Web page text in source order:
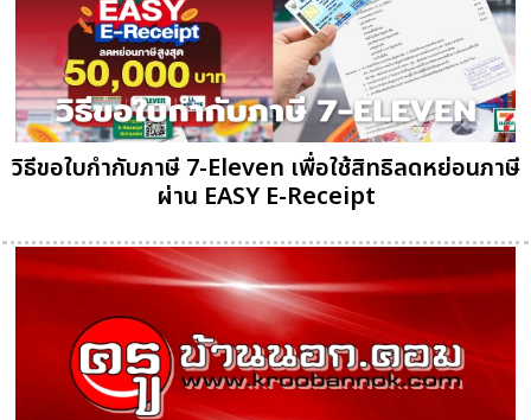
วิธีขอใบกำกับภาษี 7-Eleven เพื่อใช้สิทธิลดหย่อนภาษี
ผ่าน EASY E-Receipt